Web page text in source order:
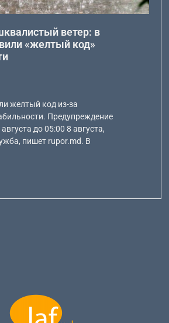
ветер: в
«желтый код»
желтый код из-за
Предупреждение
до 05:00 8 августа,
пишет rupor.md. В